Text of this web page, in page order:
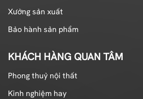
Xưởng sản xuất
Bảo hành sản phẩm
KHÁCH HÀNG QUAN TÂM
Phong thuỷ nội thất
Kinh nghiệm hay